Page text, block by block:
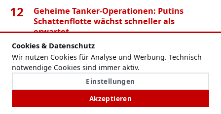
Cookies & Datenschutz
Wir nutzen Cookies für Analyse und Werbung. Technisch
notwendige Cookies sind immer aktiv.
Einstellungen
Akzeptieren
12
Geheime Tanker-Operationen: Putins
Schattenflotte wächst schneller als
erwartet